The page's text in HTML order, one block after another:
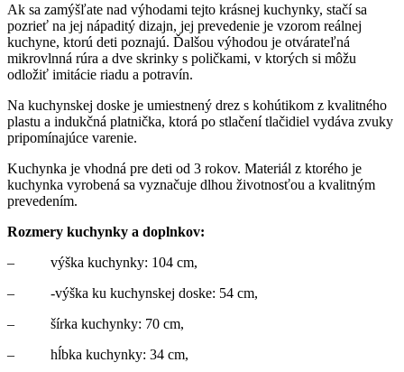
Ak sa zamýšľate nad výhodami tejto krásnej kuchynky, stačí sa
pozrieť na jej nápaditý dizajn, jej prevedenie je vzorom reálnej
kuchyne, ktorú deti poznajú. Ďalšou výhodou je otvárateľná
mikrovlnná rúra a dve skrinky s poličkami, v ktorých si môžu
odložiť imitácie riadu a potravín.
Na kuchynskej doske je umiestnený drez s kohútikom z kvalitného
plastu a indukčná platnička, ktorá po stlačení tlačidiel vydáva zvuky
pripomínajúce varenie.
Kuchynka je vhodná pre deti od 3 rokov. Materiál z ktorého je
kuchynka vyrobená sa vyznačuje dlhou životnosťou a kvalitným
prevedením.
Rozmery kuchynky a doplnkov:
– výška kuchynky: 104 cm,
– -výška ku kuchynskej doske: 54 cm,
– šírka kuchynky: 70 cm,
– hĺbka kuchynky: 34 cm,